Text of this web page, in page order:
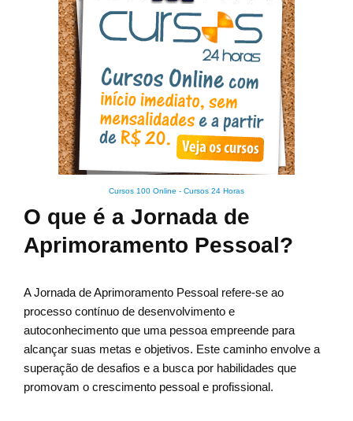
Cursos 100 Online - Cursos 24 Horas
O que é a Jornada de
Aprimoramento Pessoal?
A Jornada de Aprimoramento Pessoal refere-se ao
processo contínuo de desenvolvimento e
autoconhecimento que uma pessoa empreende para
alcançar suas metas e objetivos. Este caminho envolve a
superação de desafios e a busca por habilidades que
promovam o crescimento pessoal e profissional.